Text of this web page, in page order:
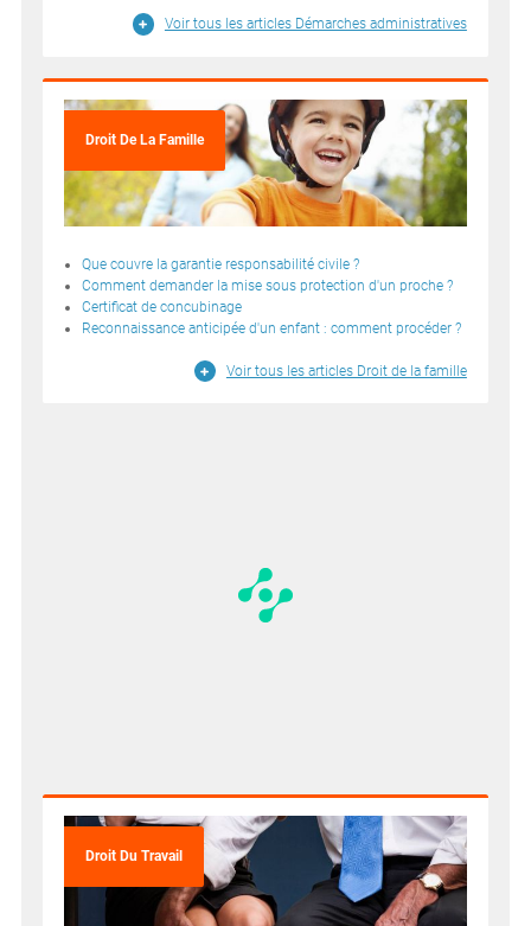
Voir tous les articles Démarches administratives
Droit De La Famille
Que couvre la garantie responsabilité civile ?
Comment demander la mise sous protection d'un proche ?
Certificat de concubinage
Reconnaissance anticipée d'un enfant : comment procéder ?
Voir tous les articles Droit de la famille
Droit Du Travail